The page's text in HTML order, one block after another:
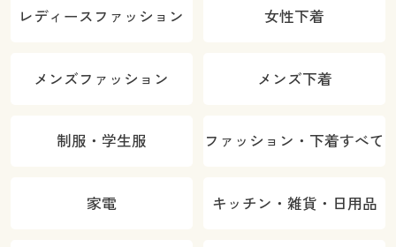
レディースファッション 女性下着
メンズファッション メンズ下着
制服・学生服 ファッション・下着すべて
家電 キッチン・雑貨・日用品